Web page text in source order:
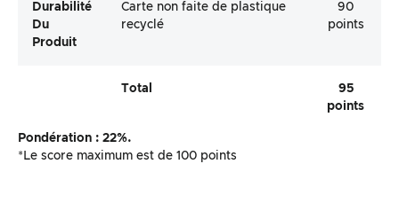
Durabilité
Du
Produit
Carte non faite de plastique
recyclé
90
points
Total
95
points
Pondération : 22%.
*Le score maximum est de 100 points